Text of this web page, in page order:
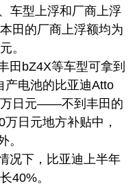
型上浮和厂商上浮
田的厂商上浮额均为
。
bZ4X等车型可拿到
产电池的比亚迪Atto
万日元——不到丰田的
日元地方补贴中，
。
下，比亚迪上半年
40%。